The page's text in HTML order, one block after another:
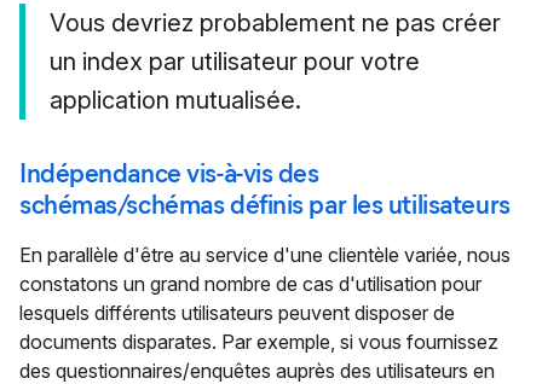
Vous devriez probablement ne pas créer
un index par utilisateur pour votre
application mutualisée.
Indépendance vis-à-vis des
schémas/schémas définis par les utilisateurs
En parallèle d'être au service d'une clientèle variée, nous
constatons un grand nombre de cas d'utilisation pour
lesquels différents utilisateurs peuvent disposer de
documents disparates. Par exemple, si vous fournissez
des questionnaires/enquêtes auprès des utilisateurs en